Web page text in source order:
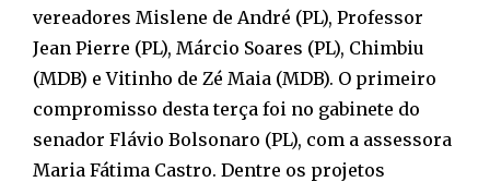
vereadores Mislene de André (PL), Professor
Jean Pierre (PL), Márcio Soares (PL), Chimbiu
(MDB) e Vitinho de Zé Maia (MDB). O primeiro
compromisso desta terça foi no gabinete do
senador Flávio Bolsonaro (PL), com a assessora
Maria Fátima Castro. Dentre os projetos